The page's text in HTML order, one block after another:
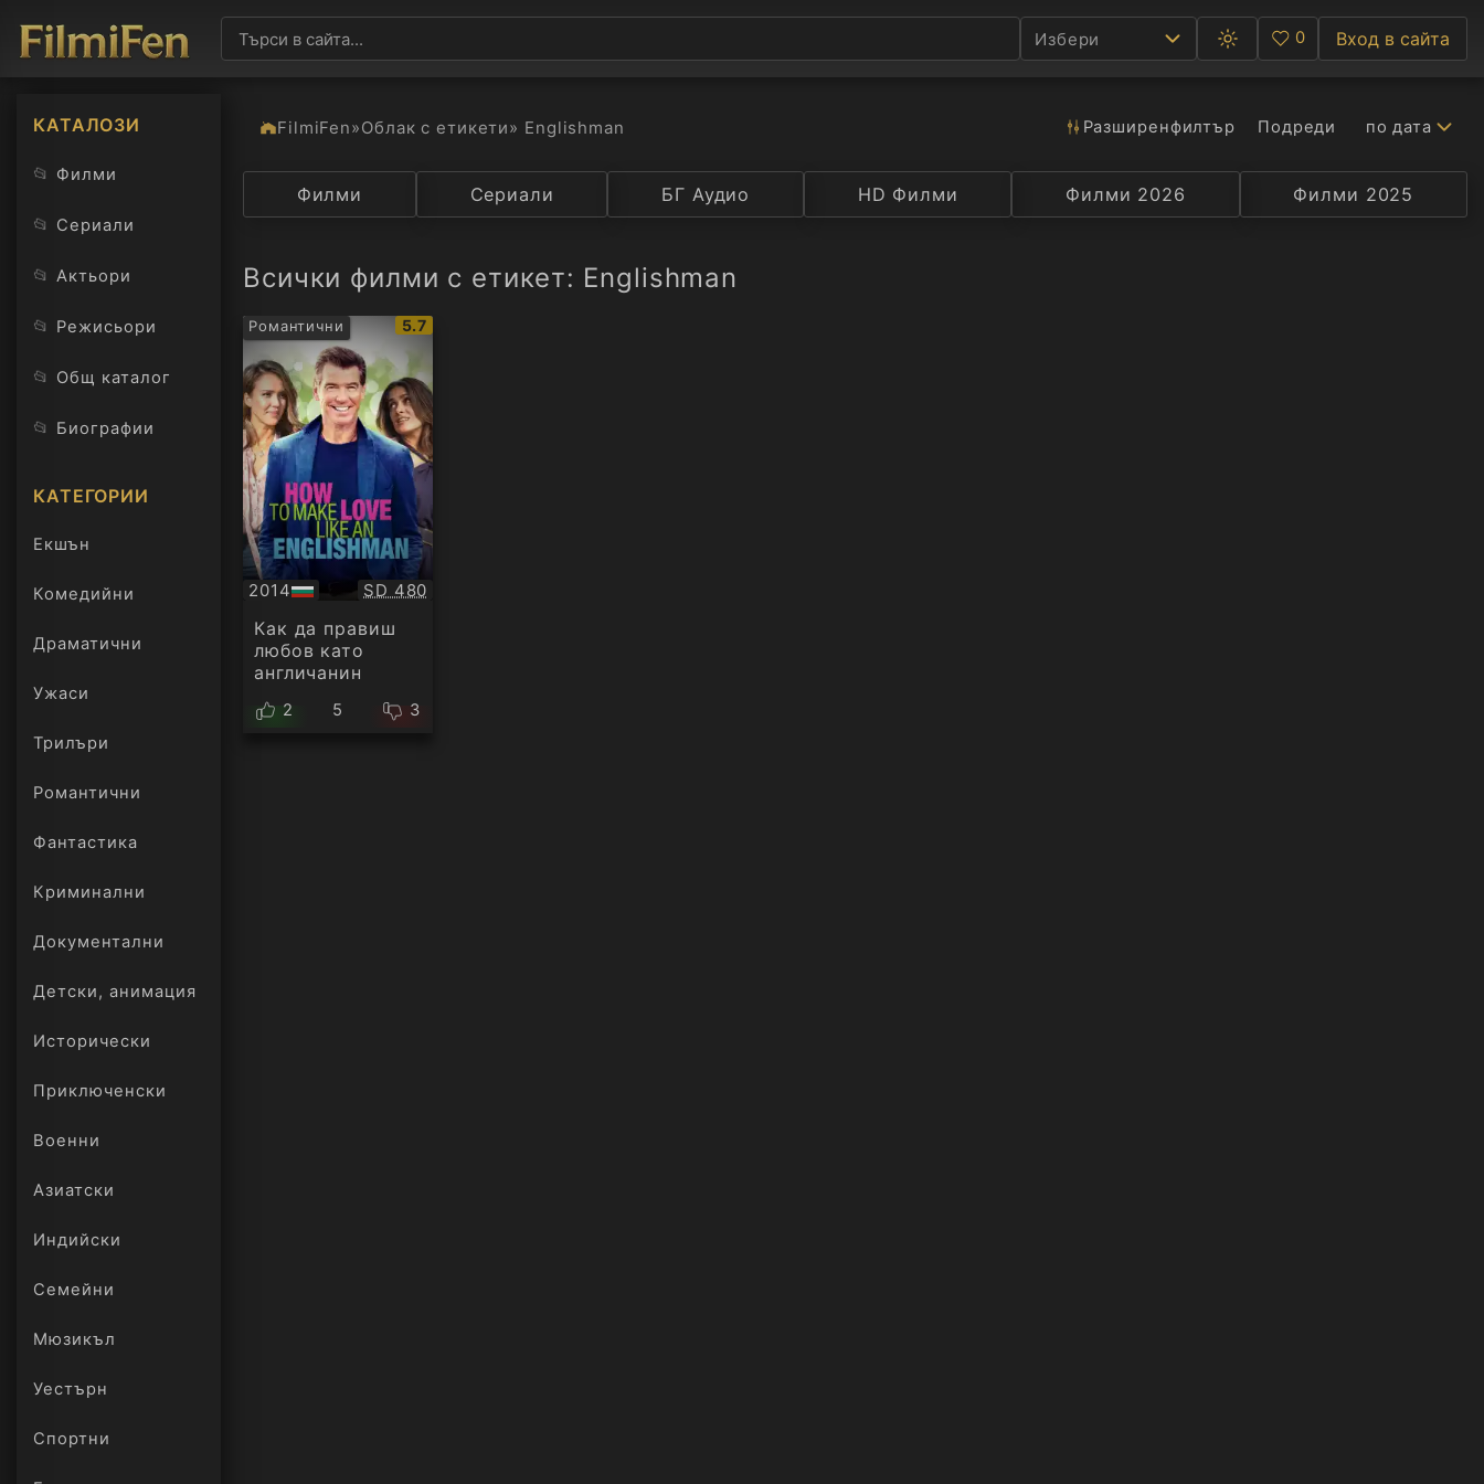
Избери
Превключване
между
светла
Любими
0 Вход в сайта
КАТАЛОЗИ
📂 Филми
📂 Сериали
📂 Актьори
📂 Режисьори
📂 Общ каталог
📂 Биографии
КАТЕГОРИИ
Екшън
Комедийни
Драматични
Ужаси
Трилъри
онлайн
Романтични
Фантастика
Криминални
Документални
Детски, анимация
Исторически
Приключенски
Военни
Азиатски
Индийски
Семейни
Мюзикъл
Уестърн
Спортни
FilmiFen»Облак с етикети» Englishman Разширенфилтър Подреди по дата
Категория Държава Рейтинг Селекция Превод Актьор
Филми Сериали БГ Аудио HD Филми Филми 2026 Филми 2025
Всички филми с етикет: Englishman
Романтични
IMDb
5.7
2014
БГ
аудио
Качество:
SD 480
Как да правиш
любов като
англичанин
2 5 3